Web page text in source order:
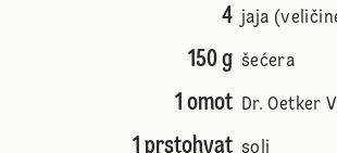
4 jaja
150 g šećera
1 omot Dr. Oetker
1 prstohvat soli